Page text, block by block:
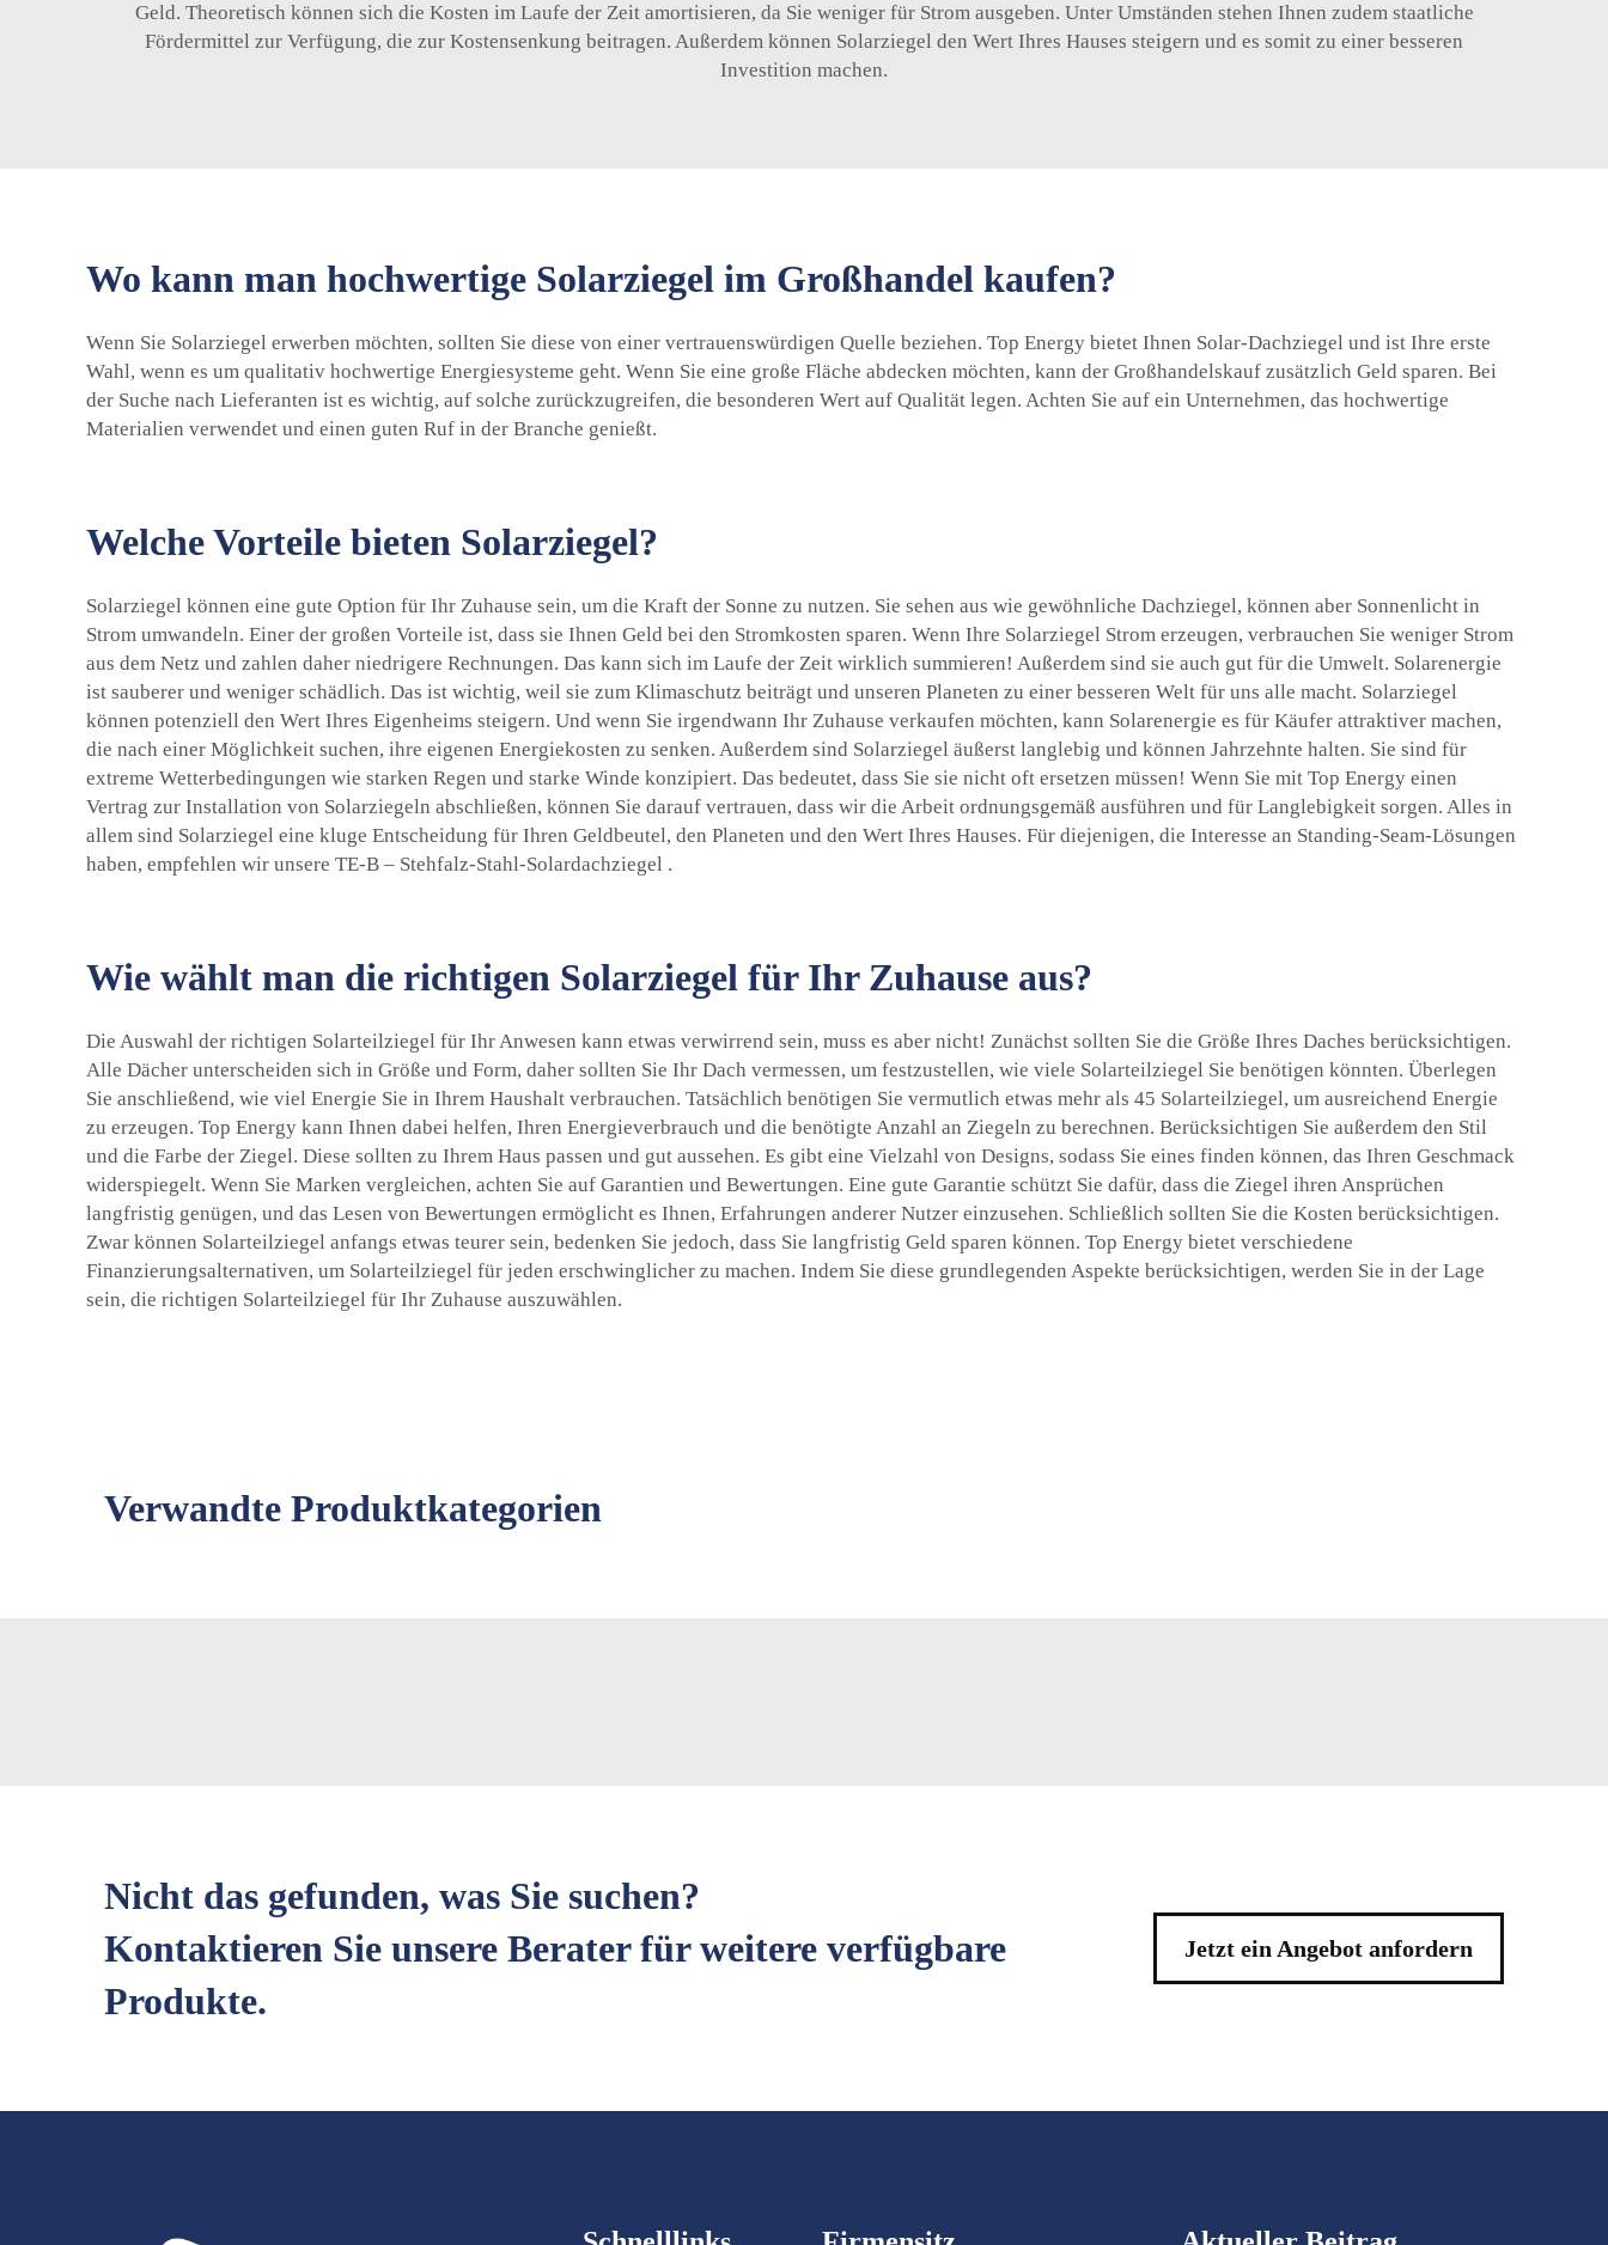
Geld. Theoretisch können sich die Kosten im Laufe der Zeit amortisieren, da Sie weniger für Strom ausgeben. Unter Umständen stehen Ihnen zudem staatliche
Fördermittel zur Verfügung, die zur Kostensenkung beitragen. Außerdem können Solarziegel den Wert Ihres Hauses steigern und es somit zu einer besseren
Investition machen.
Wo kann man hochwertige Solarziegel im Großhandel kaufen?
Wenn Sie Solarziegel erwerben möchten, sollten Sie diese von einer vertrauenswürdigen Quelle beziehen. Top Energy bietet Ihnen Solar-Dachziegel und ist Ihre erste
Wahl, wenn es um qualitativ hochwertige Energiesysteme geht. Wenn Sie eine große Fläche abdecken möchten, kann der Großhandelskauf zusätzlich Geld sparen. Bei
der Suche nach Lieferanten ist es wichtig, auf solche zurückzugreifen, die besonderen Wert auf Qualität legen. Achten Sie auf ein Unternehmen, das hochwertige
Materialien verwendet und einen guten Ruf in der Branche genießt.
Welche Vorteile bieten Solarziegel?
Solarziegel können eine gute Option für Ihr Zuhause sein, um die Kraft der Sonne zu nutzen. Sie sehen aus wie gewöhnliche Dachziegel, können aber Sonnenlicht in
Strom umwandeln. Einer der großen Vorteile ist, dass sie Ihnen Geld bei den Stromkosten sparen. Wenn Ihre Solarziegel Strom erzeugen, verbrauchen Sie weniger Strom
aus dem Netz und zahlen daher niedrigere Rechnungen. Das kann sich im Laufe der Zeit wirklich summieren! Außerdem sind sie auch gut für die Umwelt. Solarenergie
ist sauberer und weniger schädlich. Das ist wichtig, weil sie zum Klimaschutz beiträgt und unseren Planeten zu einer besseren Welt für uns alle macht. Solarziegel
können potenziell den Wert Ihres Eigenheims steigern. Und wenn Sie irgendwann Ihr Zuhause verkaufen möchten, kann Solarenergie es für Käufer attraktiver machen,
die nach einer Möglichkeit suchen, ihre eigenen Energiekosten zu senken. Außerdem sind Solarziegel äußerst langlebig und können Jahrzehnte halten. Sie sind für
extreme Wetterbedingungen wie starken Regen und starke Winde konzipiert. Das bedeutet, dass Sie sie nicht oft ersetzen müssen! Wenn Sie mit Top Energy einen
Vertrag zur Installation von Solarziegeln abschließen, können Sie darauf vertrauen, dass wir die Arbeit ordnungsgemäß ausführen und für Langlebigkeit sorgen. Alles in
allem sind Solarziegel eine kluge Entscheidung für Ihren Geldbeutel, den Planeten und den Wert Ihres Hauses. Für diejenigen, die Interesse an Standing-Seam-Lösungen
haben, empfehlen wir unsere TE-B – Stehfalz-Stahl-Solardachziegel .
Wie wählt man die richtigen Solarziegel für Ihr Zuhause aus?
Die Auswahl der richtigen Solarteilziegel für Ihr Anwesen kann etwas verwirrend sein, muss es aber nicht! Zunächst sollten Sie die Größe Ihres Daches berücksichtigen.
Alle Dächer unterscheiden sich in Größe und Form, daher sollten Sie Ihr Dach vermessen, um festzustellen, wie viele Solarteilziegel Sie benötigen könnten. Überlegen
Sie anschließend, wie viel Energie Sie in Ihrem Haushalt verbrauchen. Tatsächlich benötigen Sie vermutlich etwas mehr als 45 Solarteilziegel, um ausreichend Energie
zu erzeugen. Top Energy kann Ihnen dabei helfen, Ihren Energieverbrauch und die benötigte Anzahl an Ziegeln zu berechnen. Berücksichtigen Sie außerdem den Stil
und die Farbe der Ziegel. Diese sollten zu Ihrem Haus passen und gut aussehen. Es gibt eine Vielzahl von Designs, sodass Sie eines finden können, das Ihren Geschmack
widerspiegelt. Wenn Sie Marken vergleichen, achten Sie auf Garantien und Bewertungen. Eine gute Garantie schützt Sie dafür, dass die Ziegel ihren Ansprüchen
langfristig genügen, und das Lesen von Bewertungen ermöglicht es Ihnen, Erfahrungen anderer Nutzer einzusehen. Schließlich sollten Sie die Kosten berücksichtigen.
Zwar können Solarteilziegel anfangs etwas teurer sein, bedenken Sie jedoch, dass Sie langfristig Geld sparen können. Top Energy bietet verschiedene
Finanzierungsalternativen, um Solarteilziegel für jeden erschwinglicher zu machen. Indem Sie diese grundlegenden Aspekte berücksichtigen, werden Sie in der Lage
sein, die richtigen Solarteilziegel für Ihr Zuhause auszuwählen.
Verwandte Produktkategorien
Nicht das gefunden, was Sie suchen?
Kontaktieren Sie unsere Berater für weitere verfügbare
Produkte.
Jetzt ein Angebot anfordern